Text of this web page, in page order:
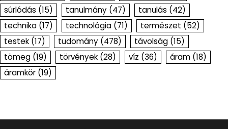
súrlódás (15) tanulmány (47) tanulás (42)
technika (17) technológia (71) természet (52)
testek (17) tudomány (478) távolság (15)
tömeg (19) törvények (28) víz (36) áram (18)
áramkör (19)